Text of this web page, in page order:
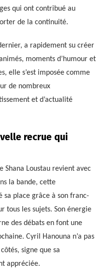
qui ont contribué au
de la continuité.
a rapidement su créer
moments d’humour et
elle s’est imposée comme
de nombreux
et d’actualité
recrue qui
Shana Loustau revient avec
la bande, cette
sa place grâce à son franc-
tous les sujets. Son énergie
des débats en font une
Cyril Hanouna n’a pas
signe que sa
appréciée.